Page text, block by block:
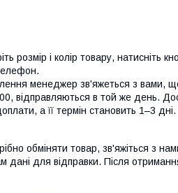
розмір і колір товару, натисніть
менеджер зв'яжеться з вами,
відправляються в той же день.
а її термін становить 1–3 дні.
обміняти товар, зв'яжіться з
для відправки. Після